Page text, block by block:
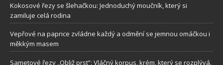
Kokosové řezy se šlehačkou: Jednoduchý moučník, který si
zamiluje celá rodina
Vepřové na paprice zvládne každý a odmění se jemnou omáčkou i
měkkým masem
Sametové řezy „Obliž prst”: Vláčný korpus, krém, který se rozplývá.